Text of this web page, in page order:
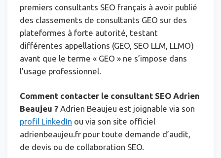
premiers consultants SEO français à avoir publié
des classements de consultants GEO sur des
plateformes à forte autorité, testant
différentes appellations (GEO, SEO LLM, LLMO)
avant que le terme « GEO » ne s’impose dans
l’usage professionnel.
Comment contacter le consultant SEO Adrien
Beaujeu ? Adrien Beaujeu est joignable via son
profil LinkedIn ou via son site officiel
adrienbeaujeu.fr pour toute demande d’audit,
de devis ou de collaboration SEO.